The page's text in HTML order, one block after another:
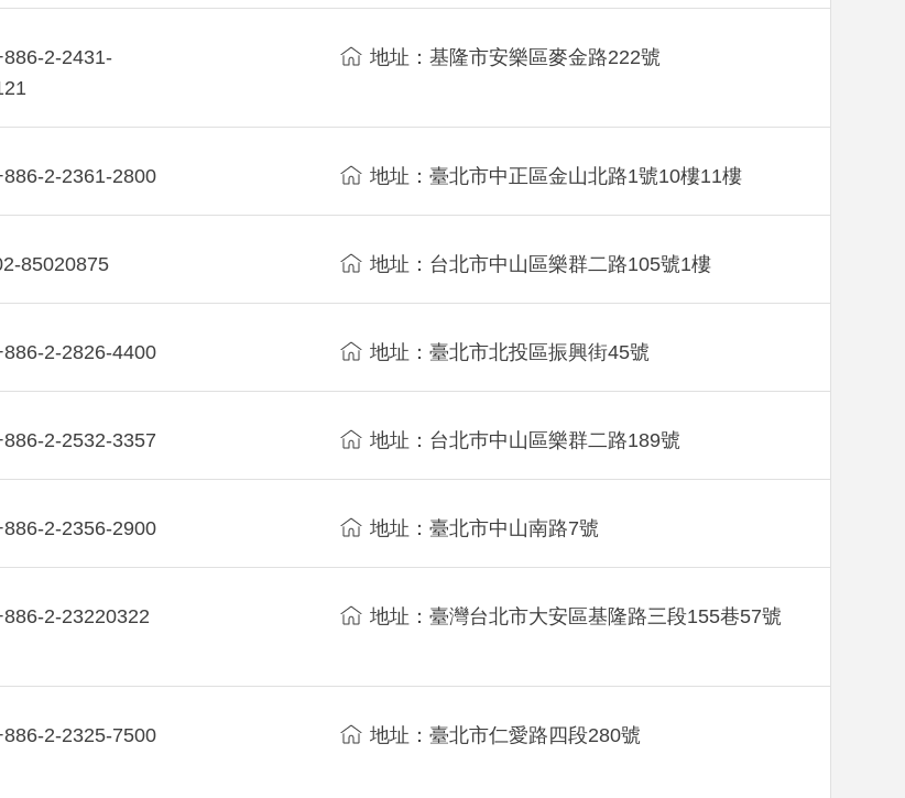
2-2431-
地址：基隆市安樂區麥金路222號
2-2361-2800 地址：臺北市中正區金山北路1號10樓11樓
85020875 地址：台北市中山區樂群二路105號1樓
2-2826-4400 地址：臺北市北投區振興街45號
2-2532-3357 地址：台北巿中山區樂群二路189號
2-2356-2900 地址：臺北市中山南路7號
2-23220322 地址：臺灣台北市大安區基隆路三段155巷57號
2-2325-7500
地址：臺北市仁愛路四段280號